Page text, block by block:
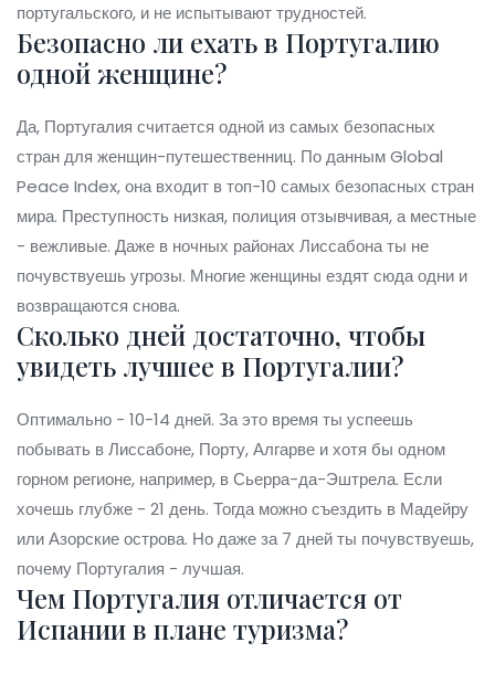
португальского, и не испытывают трудностей.
Безопасно ли ехать в Португалию
одной женщине?
Да, Португалия считается одной из самых безопасных
стран для женщин-путешественниц. По данным Global
Peace Index, она входит в топ-10 самых безопасных стран
мира. Преступность низкая, полиция отзывчивая, а местные
- вежливые. Даже в ночных районах Лиссабона ты не
почувствуешь угрозы. Многие женщины ездят сюда одни и
возвращаются снова.
Сколько дней достаточно, чтобы
увидеть лучшее в Португалии?
Оптимально - 10-14 дней. За это время ты успеешь
побывать в Лиссабоне, Порту, Алгарве и хотя бы одном
горном регионе, например, в Сьерра-да-Эштрела. Если
хочешь глубже - 21 день. Тогда можно съездить в Мадейру
или Азорские острова. Но даже за 7 дней ты почувствуешь,
почему Португалия - лучшая.
Чем Португалия отличается от
Испании в плане туризма?